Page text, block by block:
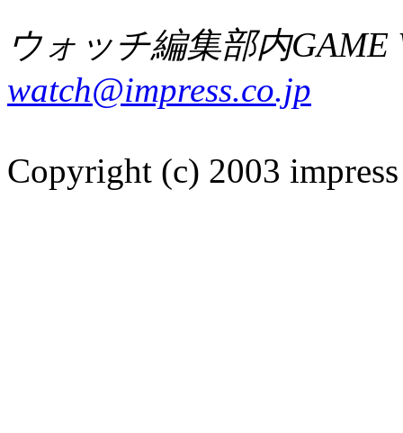
ウォッチ編集部内GAME
watch@impress.co.jp
Copyright (c) 2003